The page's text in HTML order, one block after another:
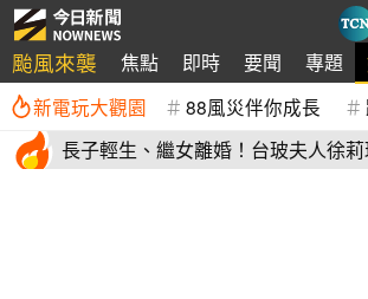
颱風來襲 焦點 即時 要聞 專題
新電玩大觀園 88風災伴你成長
長子輕生、繼女離婚！台玻夫人徐